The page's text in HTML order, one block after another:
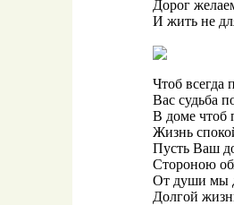
Дорог
И жить не
Чтоб всегда
Вас судьба
В доме чтоб
Жизнь
Пусть Ваш
Стороною
От души мы
Долгой